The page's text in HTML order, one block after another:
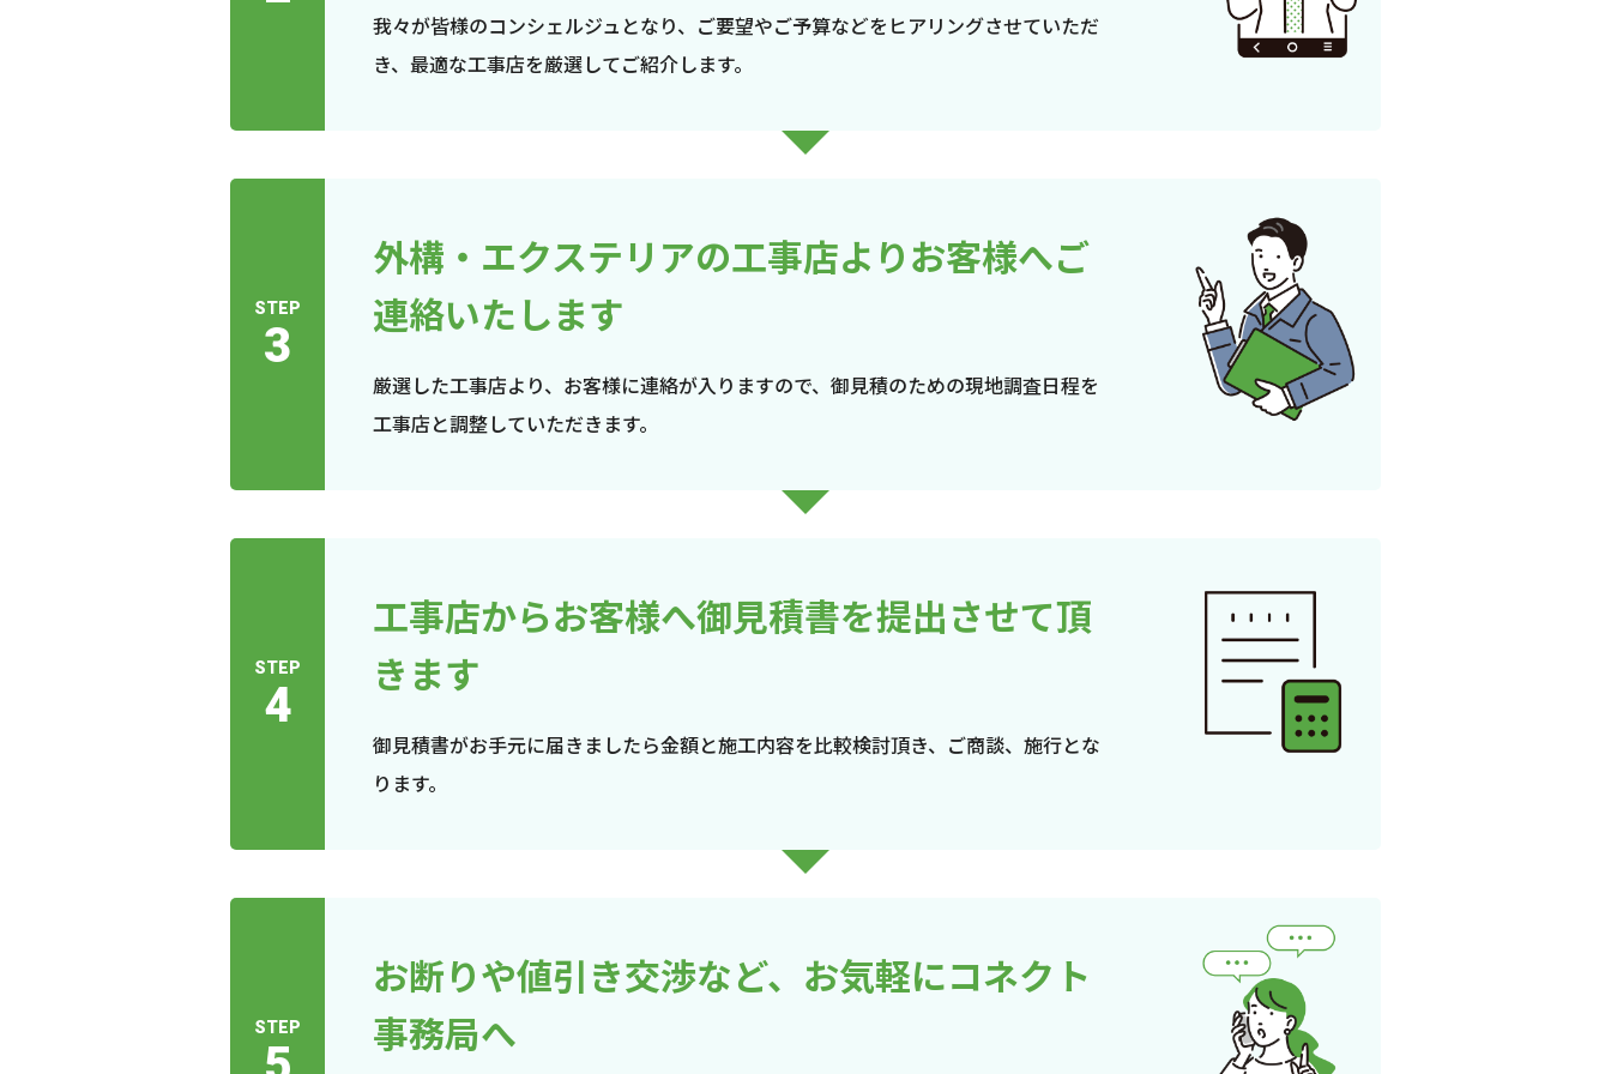
我々が皆様のコンシェルジュとなり、ご要望やご予算などをヒアリングさせていただ
き、最適な工事店を厳選してご紹介します。
STEP
3
外構・エクステリアの工事店よりお客様へご
連絡いたします
厳選した工事店より、お客様に連絡が入りますので、御見積のための現地調査日程を
工事店と調整していただきます。
STEP
4
工事店からお客様へ御見積書を提出させて頂
きます
御見積書がお手元に届きましたら金額と施工内容を比較検討頂き、ご商談、施行とな
ります。
STEP
お断りや値引き交渉など、お気軽にコネクト
事務局へ